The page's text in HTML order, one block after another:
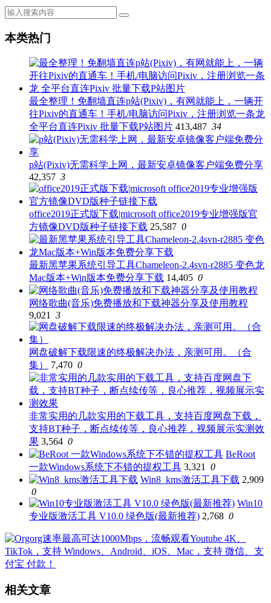
本类热门
最全整理！免翻墙直连p站(Pixiv)，有网就能上，一辆开
往Pixiv的直通车！手机/电脑访问Pixiv，注册浏览一条龙
全平台直连Pixiv 批量下载P站图片 413,487 34
p站(Pixiv)无需科学上网，最新安卓镜像客户端免费分享
42,357 3
office2019正式版下载|microsoft office2019专业增强版官
方镜像DVD版种子链接下载 25,587 0
最新黑苹果系统引导工具Chameleon-2.4svn-r2885 变色龙
Mac版本+Win版本免费分享下载 14,405 0
网络歌曲(音乐)免费播放和下载神器分享及使用教程
9,021
3
网盘破解下载限速的终极解决办法，亲测可用。（合
集）
7,470 0
非常实用的几款实用的下载工具，支持百度网盘下载，
支持BT种子，断点续传等，良心推荐，视频展示实测效
果 3,564 0
BeRoot
一款Windows系统下不错的提权工具 3,321
0
Win8_kms激活工具下载 2,909
0
Win10
专业版激活工具 V10.0 绿色版(最新推荐) 2,768 0
相关文章